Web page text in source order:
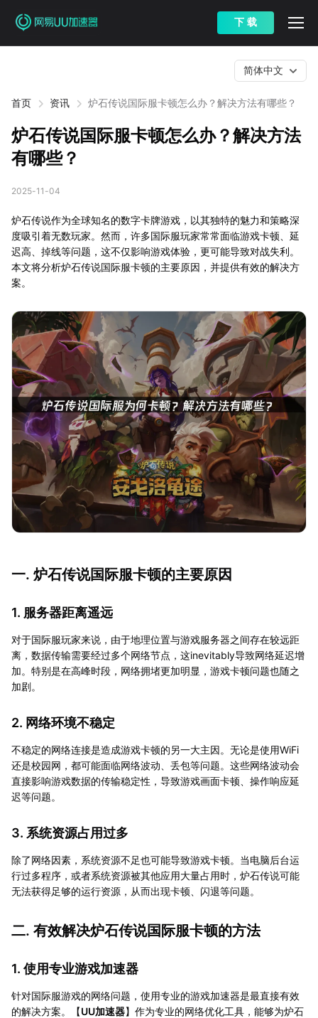
下 载
首页 资讯 炉石传说国际服卡顿怎么办？解决方法有哪些？
简体中文
炉石传说国际服卡顿怎么办？解决方法
有哪些？
2025-11-04
炉石传说作为全球知名的数字卡牌游戏，以其独特的魅力和策略深
度吸引着无数玩家。然而，许多国际服玩家常常面临游戏卡顿、延
迟高、掉线等问题，这不仅影响游戏体验，更可能导致对战失利。
本文将分析炉石传说国际服卡顿的主要原因，并提供有效的解决方
案。
一. 炉石传说国际服卡顿的主要原因
1. 服务器距离遥远
对于国际服玩家来说，由于地理位置与游戏服务器之间存在较远距
离，数据传输需要经过多个网络节点，这inevitably导致网络延迟增
加。特别是在高峰时段，网络拥堵更加明显，游戏卡顿问题也随之
加剧。
2. 网络环境不稳定
不稳定的网络连接是造成游戏卡顿的另一大主因。无论是使用WiFi
还是校园网，都可能面临网络波动、丢包等问题。这些网络波动会
直接影响游戏数据的传输稳定性，导致游戏画面卡顿、操作响应延
迟等问题。
3. 系统资源占用过多
除了网络因素，系统资源不足也可能导致游戏卡顿。当电脑后台运
行过多程序，或者系统资源被其他应用大量占用时，炉石传说可能
无法获得足够的运行资源，从而出现卡顿、闪退等问题。
二. 有效解决炉石传说国际服卡顿的方法
1. 使用专业游戏加速器
针对国际服游戏的网络问题，使用专业的游戏加速器是最直接有效
的解决方案。【UU加速器】作为专业的网络优化工具，能够为炉石